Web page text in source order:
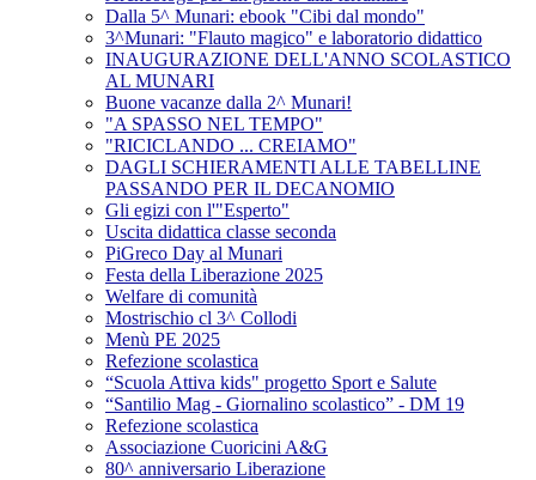
Dalla 5^ Munari: ebook "Cibi dal mondo"
3^Munari: "Flauto magico" e laboratorio didattico
INAUGURAZIONE DELL'ANNO SCOLASTICO
AL MUNARI
Buone vacanze dalla 2^ Munari!
"A SPASSO NEL TEMPO"
"RICICLANDO ... CREIAMO"
DAGLI SCHIERAMENTI ALLE TABELLINE
PASSANDO PER IL DECANOMIO
Gli egizi con l'"Esperto"
Uscita didattica classe seconda
PiGreco Day al Munari
Festa della Liberazione 2025
Welfare di comunità
Mostrischio cl 3^ Collodi
Menù PE 2025
Refezione scolastica
“Scuola Attiva kids" progetto Sport e Salute
“Santilio Mag - Giornalino scolastico” - DM 19
Refezione scolastica
Associazione Cuoricini A&G
80^ anniversario Liberazione